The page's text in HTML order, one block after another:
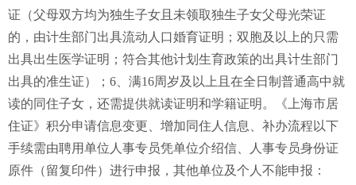
证（父母双方均为独生子女且未领取独生子女父母光荣证
的，由计生部门出具流动人口婚育证明；双胞及以上的只需
出具出生医学证明；符合其他计划生育政策的出具计生部门
出具的准生证）；6、满16周岁及以上且在全日制普通高中就
读的同住子女，还需提供就读证明和学籍证明。《上海市居
住证》积分申请信息变更、增加同住人信息、补办流程以下
手续需由聘用单位人事专员凭单位介绍信、人事专员身份证
原件（留复印件）进行申报，其他单位及个人不能申报：